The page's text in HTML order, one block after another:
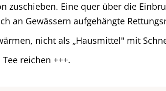
zuschieben. Eine quer über die
an Gewässern aufgehängte
nicht als „Hausmittel" mit
reichen +++.